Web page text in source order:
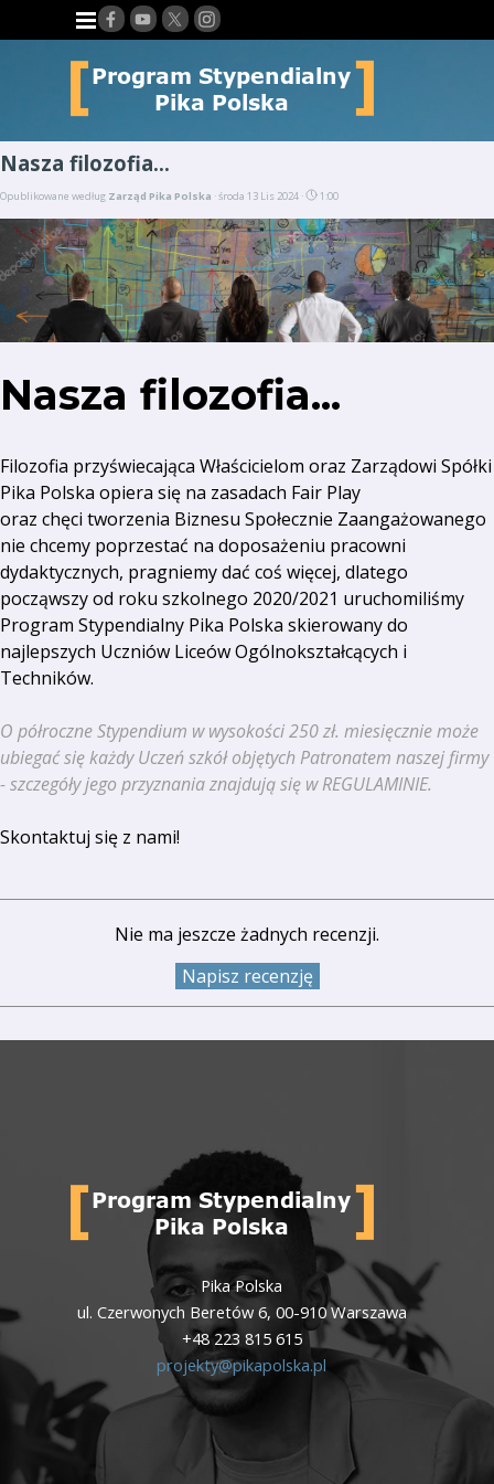
Przejdź do treści Pomiń menu
Nasza filozofia...
Opublikowane według Zarząd Pika Polska · środa 13 Lis 2024 · 1:00
Nasza filozofia...
Filozofia przyświecająca Właścicielom oraz Zarządowi Spółki
Pika Polska opiera się na zasadach Fair Play
oraz chęci tworzenia Biznesu Społecznie Zaangażowanego
nie chcemy poprzestać na doposażeniu pracowni
dydaktycznych, pragniemy dać coś więcej, dlatego
począwszy od roku szkolnego 2020/2021 uruchomiliśmy
Program Stypendialny Pika Polska skierowany do
najlepszych Uczniów Liceów Ogólnokształcących i
Techników.
O półroczne Stypendium w wysokości 250 zł. miesięcznie może
ubiegać się każdy Uczeń szkół objętych Patronatem naszej firmy
- szczegóły jego przyznania znajdują się w REGULAMINIE.
Skontaktuj się z nami!
Nie ma jeszcze żadnych recenzji.
Pika Polska
ul. Czerwonych Beretów 6, 00-910 Warszawa
+48 223 815 615
projekty@pikapolska.pl